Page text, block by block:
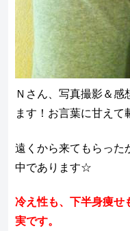
Ｎさん、写真撮影＆
ます！お言葉に甘え
遠くから来てもらった
中であります☆
冷え性も、下半身痩せ
実です。